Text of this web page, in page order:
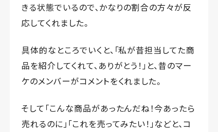
きる状態でいるので、かなりの割合の方々が反
応してくれました。
具体的なところでいくと、「私が昔担当してた商
品を紹介してくれて、ありがとう！」と、昔のマー
ケのメンバーがコメントをくれました。
そして「こんな商品があったんだね！今あったら
売れるのに」「これを売ってみたい！」などと、コ